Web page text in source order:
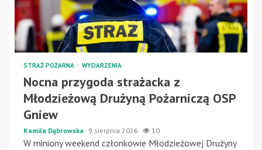
STRAŻ POŻARNA WYDARZENIA
Nocna przygoda strażacka z
Młodzieżową Drużyną Pożarniczą OSP
Gniew
Kamila Dąbrowska 9 sierpnia 2026 10
W miniony weekend członkowie Młodzieżowej Drużyny